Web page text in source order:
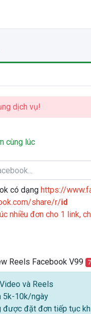
dịch vụ!
cùng lúc
có dạnghttps://
share/r/id
nhiều đơn cho 1 link,
Reels Facebook V99
và Reels
5k-10k/ngày
được đặt đơn tiếp tục